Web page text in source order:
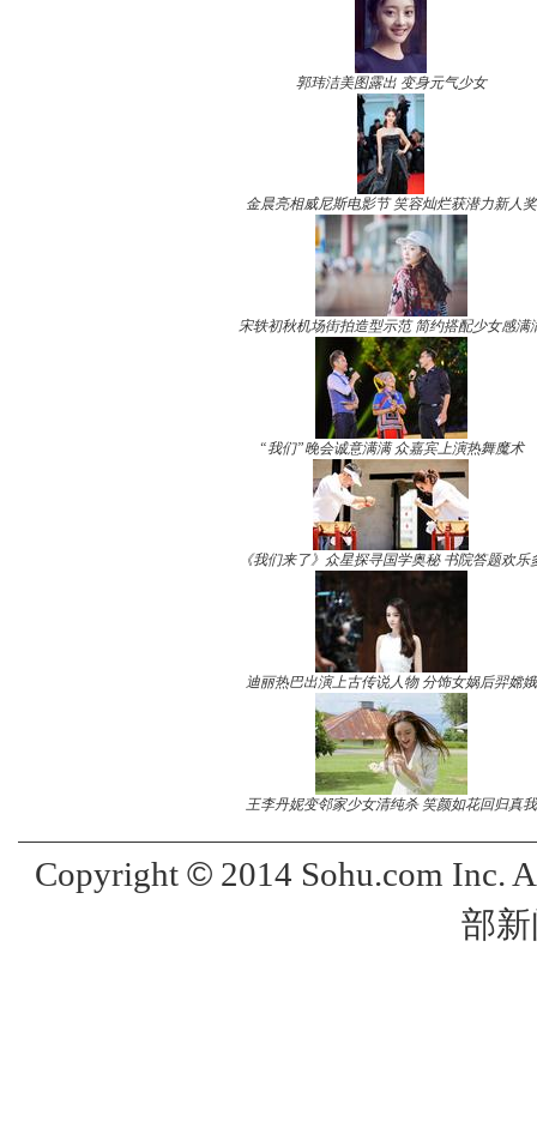
郭玮洁美图露出 变身元气少女
金晨亮相威尼斯电影节 笑容灿烂获潜力新人奖
宋轶初秋机场街拍造型示范 简约搭配少女感满
“我们”晚会诚意满满 众嘉宾上演热舞魔术
《我们来了》众星探寻国学奥秘 书院答题欢乐
迪丽热巴出演上古传说人物 分饰女娲后羿嫦娥
王李丹妮变邻家少女清纯杀 笑颜如花回归真我
Copyright ©2014 Sohu.com Inc.
部